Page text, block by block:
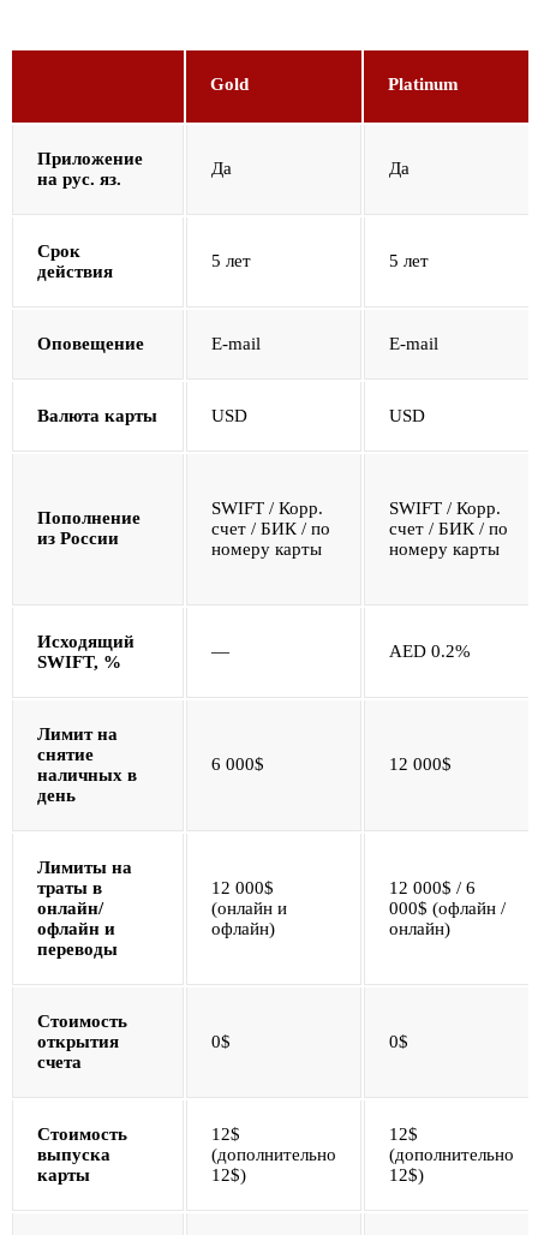
Gold Platinum
Приложение
на рус. яз.
Да Да
Срок
действия
5 лет 5 лет
Оповещение E-mail E-mail
Валюта карты USD USD
Пополнение
из России
SWIFT / Корр.
счет / БИК / по
номеру карты
SWIFT / Корр.
счет / БИК / по
номеру карты
Исходящий
SWIFT, %
— AED 0.2%
Лимит на
снятие
наличных в
день
6 000$ 12 000$
Лимиты на
траты в
онлайн/
офлайн и
переводы
12 000$
(онлайн и
офлайн)
12 000$ / 6
000$ (офлайн /
онлайн)
Стоимость
открытия
счета
0$ 0$
Стоимость
выпуска
карты
12$
(дополнительно
12$)
12$
(дополнительно
12$)